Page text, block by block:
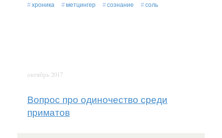
хроника метцингер сознание соль
октябрь 2017
Вопрос про одиночество среди
приматов